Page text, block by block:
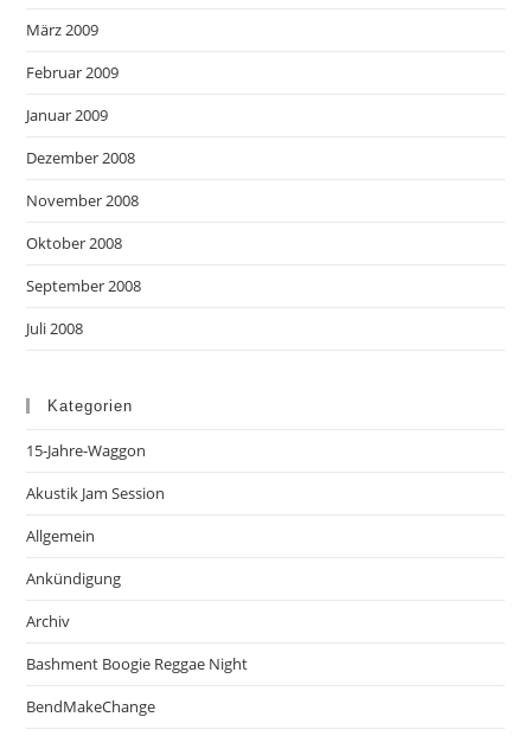
März 2009
Februar 2009
Januar 2009
Dezember 2008
November 2008
Oktober 2008
September 2008
Juli 2008
Kategorien
15-Jahre-Waggon
Akustik Jam Session
Allgemein
Ankündigung
Archiv
Bashment Boogie Reggae Night
BendMakeChange